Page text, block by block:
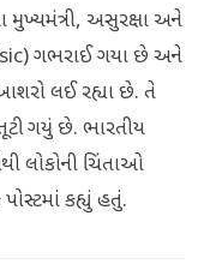
અસુરક્ષા અને
ગભરાઈ ગયા છે અને
લઈ રહ્યા છે. તે
ગયું છે. ભારતીય
લોકોની ચિંતાઓ
કહ્યું હતું.